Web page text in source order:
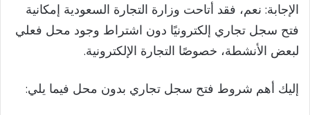
الإجابة: نعم، فقد أتاحت وزارة التجارة السعودية إمكانية
فتح سجل تجاري إلكترونيًا دون اشتراط وجود محل فعلي
لبعض الأنشطة، خصوصًا التجارة الإلكترونية.
إليك أهم شروط فتح سجل تجاري بدون محل فيما يلي: